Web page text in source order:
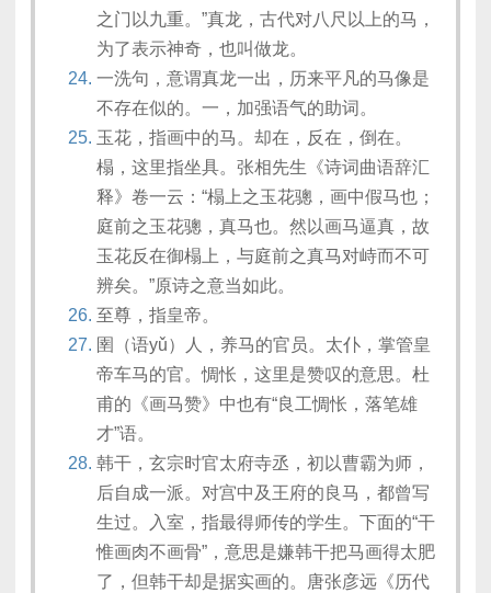
之门以九重。”真龙，古代对八尺以上的马，
为了表示神奇，也叫做龙。
一洗句，意谓真龙一出，历来平凡的马像是
不存在似的。一，加强语气的助词。
玉花，指画中的马。却在，反在，倒在。
榻，这里指坐具。张相先生《诗词曲语辞汇
释》卷一云：“榻上之玉花骢，画中假马也；
庭前之玉花骢，真马也。然以画马逼真，故
玉花反在御榻上，与庭前之真马对峙而不可
辨矣。”原诗之意当如此。
至尊，指皇帝。
圉（语yǔ）人，养马的官员。太仆，掌管皇
帝车马的官。惆怅，这里是赞叹的意思。杜
甫的《画马赞》中也有“良工惆怅，落笔雄
才”语。
韩干，玄宗时官太府寺丞，初以曹霸为师，
后自成一派。对宫中及王府的良马，都曾写
生过。入室，指最得师传的学生。下面的“干
惟画肉不画骨”，意思是嫌韩干把马画得太肥
了，但韩干却是据实画的。唐张彦远《历代